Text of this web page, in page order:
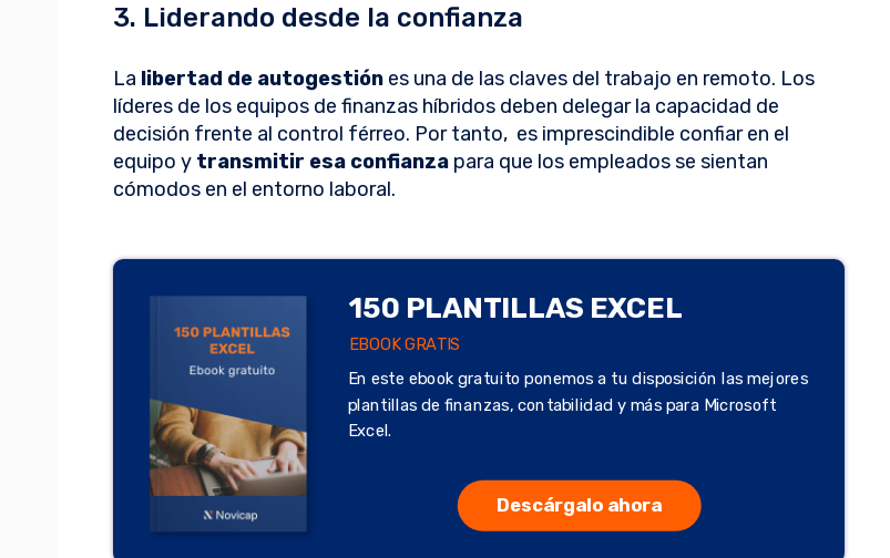
3. Liderando desde la confianza
La libertad de autogestión es una de las claves del trabajo en remoto. Los
líderes de los equipos de finanzas híbridos deben delegar la capacidad de
decisión frente al control férreo. Por tanto, es imprescindible confiar en el
equipo y transmitir esa confianza para que los empleados se sientan
cómodos en el entorno laboral.
En este ebook gratuito ponemos a tu disposición las mejores
plantillas de finanzas, contabilidad y más para Microsoft
Excel.
150 PLANTILLAS EXCEL
EBOOK GRATIS
Descárgalo ahora